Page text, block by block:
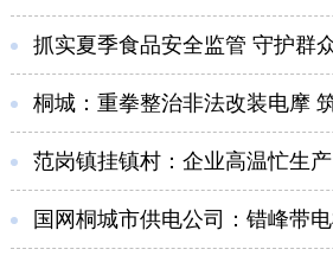
抓实夏季食品安全监管 守护群众“舌尖安
桐城：重拳整治非法改装电摩 筑牢群众出行安
范岗镇挂镇村：企业高温忙生产 安全防控不
国网桐城市供电公司：错峰带电检修 保障供电